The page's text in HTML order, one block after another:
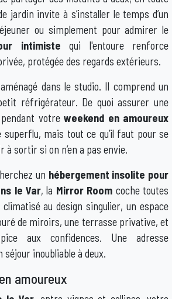
jardin invite à s’installer le temps d’un
ou simplement pour admirer le
intimiste qui l'entoure renforce
protégée des regards extérieurs.
dans le studio. Il comprend un
réfrigérateur. De quoi assurer une
votre weekend en amoureux
superflu, mais tout ce qu’il faut pour se
sortir si on n’en a pas envie.
un hébergement insolite pour
le Var, la Mirror Room coche toutes
au design singulier, un espace
de miroirs, une terrasse privative, et
aux confidences. Une adresse
inoubliable à deux.
amoureux